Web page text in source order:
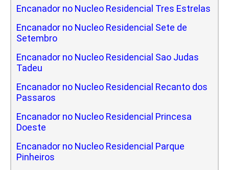
Encanador no Nucleo Residencial Tres Estrelas
Encanador no Nucleo Residencial Sete de
Setembro
Encanador no Nucleo Residencial Sao Judas
Tadeu
Encanador no Nucleo Residencial Recanto dos
Passaros
Encanador no Nucleo Residencial Princesa
Doeste
Encanador no Nucleo Residencial Parque
Pinheiros